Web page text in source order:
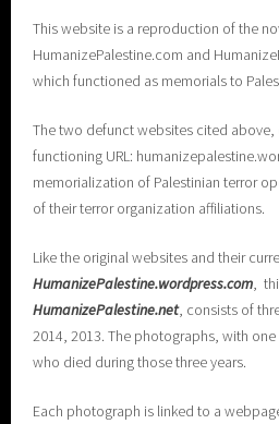
This website is a reproduction of the
HumanizePalestine.com and
which functioned as memorials to
The two defunct websites cited above,
functioning URL:
memorialization of Palestinian terror
of their terror organization affiliations.
Like the original websites and their
HumanizePalestine.wordpress.com,
HumanizePalestine.net, consists of
2014, 2013. The photographs, with
who died during those three years.
Each photograph is linked to a